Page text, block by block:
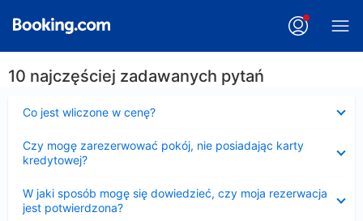
10 najczęściej zadawanych pytań
Co jest wliczone w cenę?
Czy mogę zarezerwować pokój, nie posiadając karty
kredytowej?
W jaki sposób mogę się dowiedzieć, czy moja rezerwacja
jest potwierdzona?